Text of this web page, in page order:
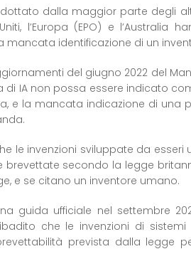
dalla maggior parte degli
l’Europa (EPO) e l’Australia
mancata identificazione di un
del giugno 2022 del
di IA non possa essere indicato
e la mancata indicazione di una
le invenzioni sviluppate da esseri
brevettate secondo la legge
e se citano un inventore umano.
guida ufficiale nel settembre
che le invenzioni di
prevista dalla legge